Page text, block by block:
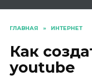
ГЛАВНАЯ » ИНТЕРНЕТ
Как
youtube